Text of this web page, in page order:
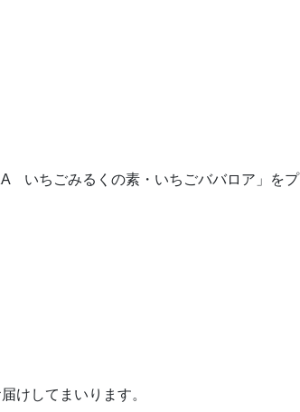
いちごみるくの素・いちごババロア」をプ
けしてまいります。